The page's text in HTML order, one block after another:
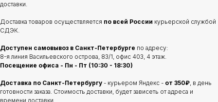
доставки.
Доставка товаров осуществляется по всей России курьерской службой
СДЭК.
Доступен самовывоз в Санкт-Петербурге по адресу:
8-я линия Васильевского острова, 83/1, офис 403, 4 этаж.
Посещение офиса - Пн - Пт (10:30 - 18:30)
Доставка по Санкт-Петербургу - курьером Яндекс - от 350₽, в день
готовности заказа. Стоимость доставки, будет зависеть от адреса и
времени доставки.